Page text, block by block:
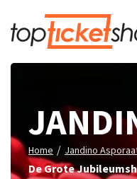
Home / Jandino
De Grote